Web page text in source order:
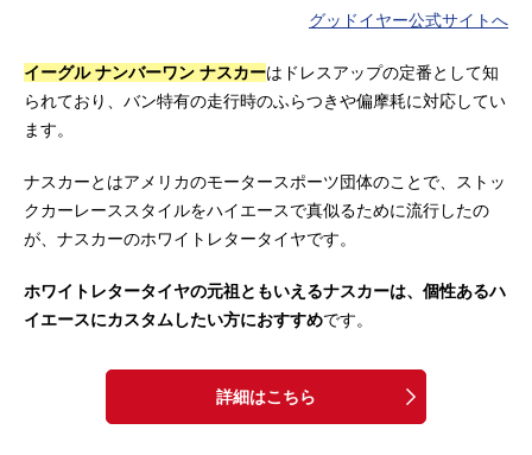
グッドイヤー公式サイトへ
イーグル ナンバーワン ナスカーはドレスアップの定番として知
られており、バン特有の走行時のふらつきや偏摩耗に対応してい
ます。
ナスカーとはアメリカのモータースポーツ団体のことで、ストッ
クカーレーススタイルをハイエースで真似るために流行したの
が、ナスカーのホワイトレタータイヤです。
ホワイトレタータイヤの元祖ともいえるナスカーは、個性あるハ
イエースにカスタムしたい方におすすめです。
詳細はこちら